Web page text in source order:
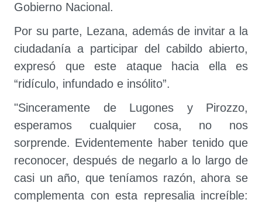
Gobierno Nacional.
Por su parte, Lezana, además de invitar a la
ciudadanía a participar del cabildo abierto,
expresó que este ataque hacia ella es
“ridículo, infundado e insólito”.
"Sinceramente de Lugones y Pirozzo,
esperamos cualquier cosa, no nos
sorprende. Evidentemente haber tenido que
reconocer, después de negarlo a lo largo de
casi un año, que teníamos razón, ahora se
complementa con esta represalia increíble: